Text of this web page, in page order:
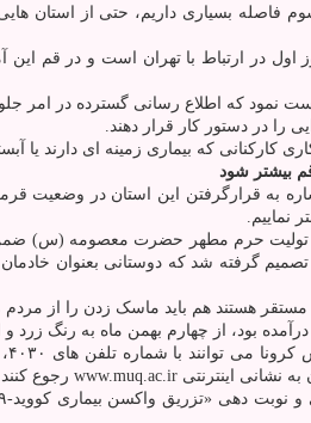
فاصله بسیاری داریم، حتی از استان
نمود که اطلاع رسانی گسترده در
را در دستور کار قرار دهند.
کارکنانی که بیماری زمینه ای دارند یا
بیشتر شود
به قرارگرفتن این استان در وضعیت
نماییم.
تولیت حرم مطهر حضرت معصومه (س) ضمن
تصمیم گرفته شد که دوستانی بعنوان
هستند هم باید ماسک زدن را از
۱۹۰ تماس بگیرند و برای کسب آخرین خبرهای دانشگاه علوم پزشکی و